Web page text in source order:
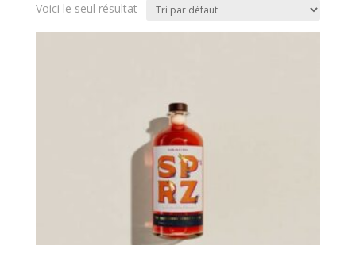
Voici le seul résultat